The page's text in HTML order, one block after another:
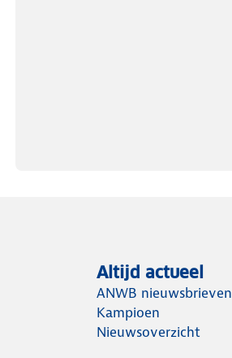
Altijd actueel
ANWB nieuwsbrieven
Kampioen
Nieuwsoverzicht